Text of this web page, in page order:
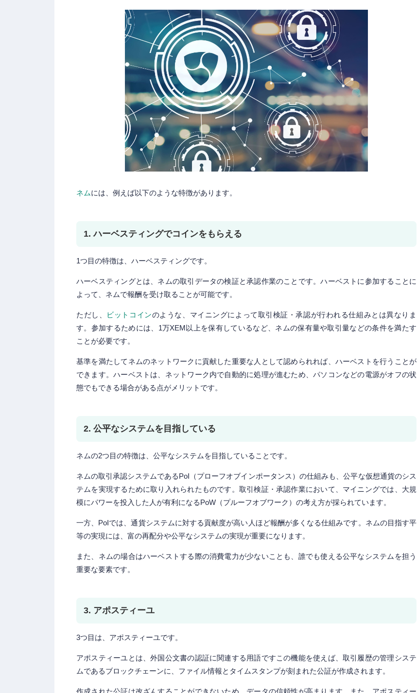
ネムには、例えば以下のような特徴があります。
1. ハーベスティングでコインをもらえる
1つ目の特徴は、ハーベスティングです。
ハーベスティングとは、ネムの取引データの検証と承認作業のことです。ハーベストに参加することに
よって、ネムで報酬を受け取ることが可能です。
ただし、 ビットコインのような、マイニングによって取引検証・承認が行われる仕組みとは異なりま
す。参加するためには、1万XEM以上を保有しているなど、ネムの保有量や取引量などの条件を満たす
ことが必要です。
基準を満たしてネムのネットワークに貢献した重要な人として認められれば、ハーベストを行うことが
できます。ハーベストは、ネットワーク内で自動的に処理が進むため、パソコンなどの電源がオフの状
態でもできる場合がある点がメリットです。
2. 公平なシステムを目指している
ネムの2つ目の特徴は、公平なシステムを目指していることです。
ネムの取引承認システムであるPoI（プローフオブインポータンス）の仕組みも、公平な仮想通貨のシス
テムを実現するために取り入れられたものです。取引検証・承認作業において、マイニングでは、大規
模にパワーを投入した人が有利になるPoW（プルーフオブワーク）の考え方が採られています。
一方、PoIでは、通貨システムに対する貢献度が高い人ほど報酬が多くなる仕組みです。ネムの目指す平
等の実現には、富の再配分や公平なシステムの実現が重要になります。
また、ネムの場合はハーベストする際の消費電力が少ないことも、誰でも使える公平なシステムを担う
重要な要素です。
3. アポスティーユ
3つ目は、アポスティーユです。
アポスティーユとは、外国公文書の認証に関連する用語ですこの機能を使えば、取引履歴の管理システ
ムであるブロックチェーンに、ファイル情報とタイムスタンプが刻まれた公証が作成されます。
作成された公証は改ざんすることができないため、データの信頼性が高まります。また、アポスティー